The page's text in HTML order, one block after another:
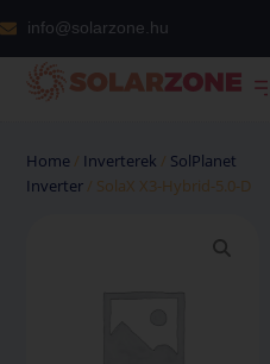
info@solarzone.hu
Home / Inverterek / SolPlanet
Inverter / SolaX X3-Hybrid-5.0-D